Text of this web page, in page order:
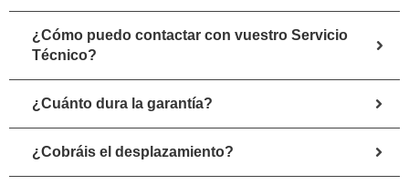
¿Cómo puedo contactar con vuestro Servicio
Técnico?
¿Cuánto dura la garantía?
¿Cobráis el desplazamiento?